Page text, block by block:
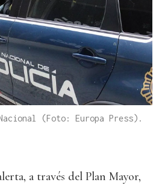
(Foto: Europa Press).
a través del Plan Mayor,